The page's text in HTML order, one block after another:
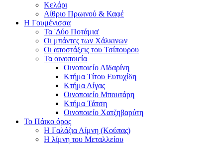
Κελάρι
Αίθριο Πρωινού & Καφέ
Η Γουμένισσα
Τα 'Δύο Ποτάμια'
Οι μπάντες των Χάλκινων
Οι αποστάξεις του Τσίπουρου
Τα οινοποιεία
Οινοποιείο Αϊδαρίνη
Κτήμα Τίτου Ευτυχίδη
Κτήμα Λίγας
Οινοποιείο Μπουτάρη
Κτήμα Τάτση
Οινοποιείο Χατζηβαρύτη
Το Πάικο όρος
Η Γαλάζια Λίμνη (Κούπας)
Η λίμνη του Μεταλλείου